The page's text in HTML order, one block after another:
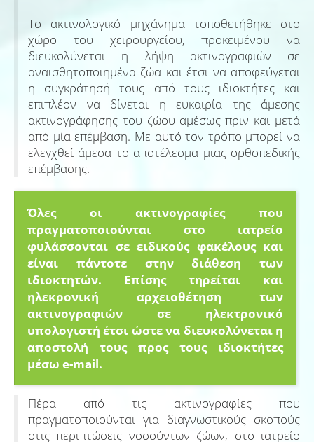
Το ακτινολογικό μηχάνημα τοποθετήθηκε στο
χώρο του χειρουργείου, προκειμένου να
διευκολύνεται η λήψη ακτινογραφιών σε
αναισθητοποιημένα ζώα και έτσι να αποφεύγεται
η συγκράτησή τους από τους ιδιοκτήτες και
επιπλέον να δίνεται η ευκαιρία της άμεσης
ακτινογράφησης του ζώου αμέσως πριν και μετά
από μία επέμβαση. Με αυτό τον τρόπο μπορεί να
ελεγχθεί άμεσα το αποτέλεσμα μιας ορθοπεδικής
επέμβασης.
Όλες οι ακτινογραφίες που
πραγματοποιούνται στο ιατρείο
φυλάσσονται σε ειδικούς φακέλους και
είναι πάντοτε στην διάθεση των
ιδιοκτητών. Επίσης τηρείται και
ηλεκρονική αρχειοθέτηση των
ακτινογραφιών σε ηλεκτρονικό
υπολογιστή έτσι ώστε να διευκολύνεται η
αποστολή τους προς τους ιδιοκτήτες
μέσω e-mail.
Πέρα από τις ακτινογραφίες που
πραγματοποιούνται για διαγνωστικούς σκοπούς
στις περιπτώσεις νοσούντων ζώων, στο ιατρείο